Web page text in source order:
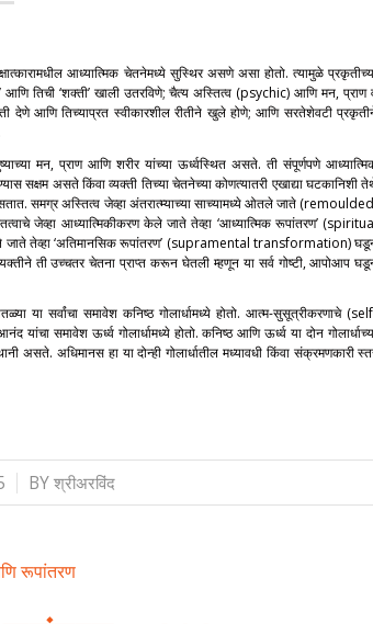
आध्यात्मिक चेतनेमध्ये सुस्थिर असणे असा होतो. त्यामुळे
तिची ‘शक्ती’ खाली उतरविणे; चैत्य अस्तित्व (psychic) आणि मन, प्राण
देणे आणि तिच्याप्रत स्वीकारशील रीतीने खुले होणे; आणि सरतेशेवटी
मन, प्राण आणि शरीर यांच्या ऊर्ध्वस्थित असते. ती संपूर्णपणे
सक्षम असते किंवा व्यक्ती तिच्या चेतनेच्या कोणत्यातरी एखाद्या घटकानिशी
समग्र अस्तित्व जेव्हा अंतरात्म्याच्या साच्यामध्ये ओतले जाते
जेव्हा आध्यात्मिकीकरण केले जाते तेव्हा ‘आध्यात्मिक रूपांतरण’
तेव्हा ‘अतिमानसिक रूपांतरण’ (supramental transformation)
ती उच्चतर चेतना प्राप्त करून घेतली म्हणून या सर्व गोष्टी, आपोआप
या सर्वांचा समावेश कनिष्ठ गोलार्धामध्ये होतो. आत्म-सुसूत्रीकरणाचे
समावेश ऊर्ध्व गोलार्धामध्ये होतो. कनिष्ठ आणि ऊर्ध्व या दोन
असते. अधिमानस हा या दोन्ही गोलार्धातील मध्यावधी किंवा संक्रमणकारी
BYश्रीअरविंद
रूपांतरण